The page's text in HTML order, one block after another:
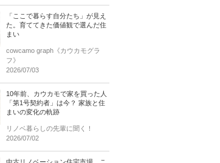
「ここで暮らす自分たち」が見え
た。育ててきた価値観で選んだ住
まい
cowcamo graph《カウカモグラ
フ》
2026/07/03
10年前、カウカモで家を買った人
「第1号契約者」は今？ 家族と住
まいの変化の軌跡
リノベ暮らしの先輩に聞く！
2026/07/02